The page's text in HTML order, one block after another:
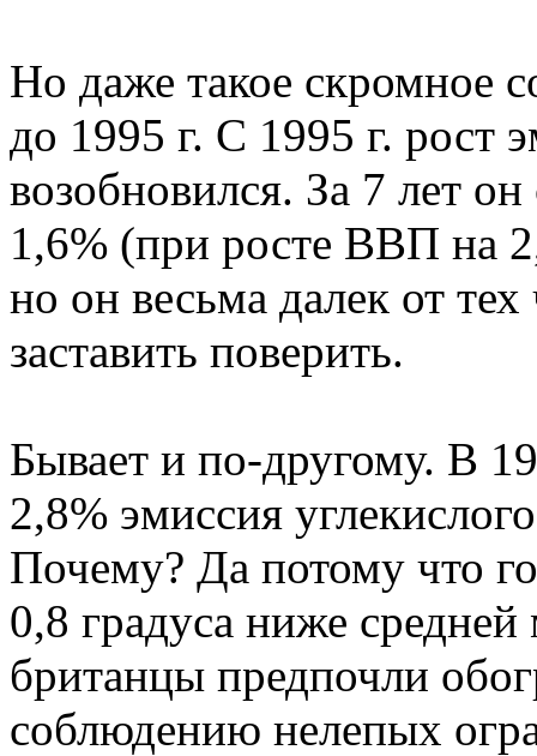
Но даже такое скромное
до 1995 г. С 1995 г. рост
возобновился. За 7 лет
1,6% (при росте ВВП на
но он весьма далек от
заставить поверить.
Бывает и по-другому. В
2,8% эмиссия
Почему? Да потому что
0,8 градуса ниже
британцы предпочли
соблюдению нелепых